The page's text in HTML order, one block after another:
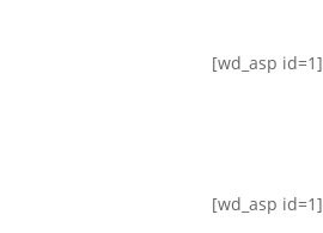
[wd_asp id=1]
[wd_asp id=1]